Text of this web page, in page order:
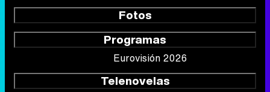
Fotos
Programas
Eurovisión 2026
Telenovelas